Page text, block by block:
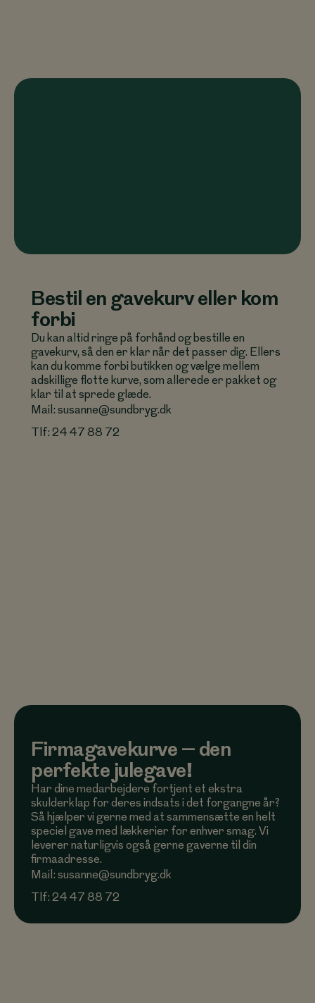
Bestil en gavekurv eller kom
forbi
Du kan altid ringe på forhånd og bestille en
gavekurv, så den er klar når det passer dig. Ellers
kan du komme forbi butikken og vælge mellem
adskillige flotte kurve, som allerede er pakket og
klar til at sprede glæde.
Mail: susanne@sundbryg.dk
Tlf: 24 47 88 72
Firmagavekurve – den
perfekte julegave!
Har dine medarbejdere fortjent et ekstra
skulderklap for deres indsats i det forgangne år?
Så hjælper vi gerne med at sammensætte en helt
speciel gave med lækkerier for enhver smag. Vi
leverer naturligvis også gerne gaverne til din
firmaadresse.
Mail: susanne@sundbryg.dk
Tlf: 24 47 88 72